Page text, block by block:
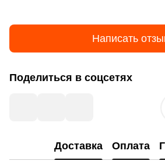
Написать
Поделиться в соцсетях
Доставка Оплата